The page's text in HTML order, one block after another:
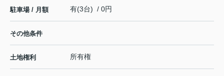
駐車場 / 月額 有(3台) / 0円
その他条件
土地権利 所有権